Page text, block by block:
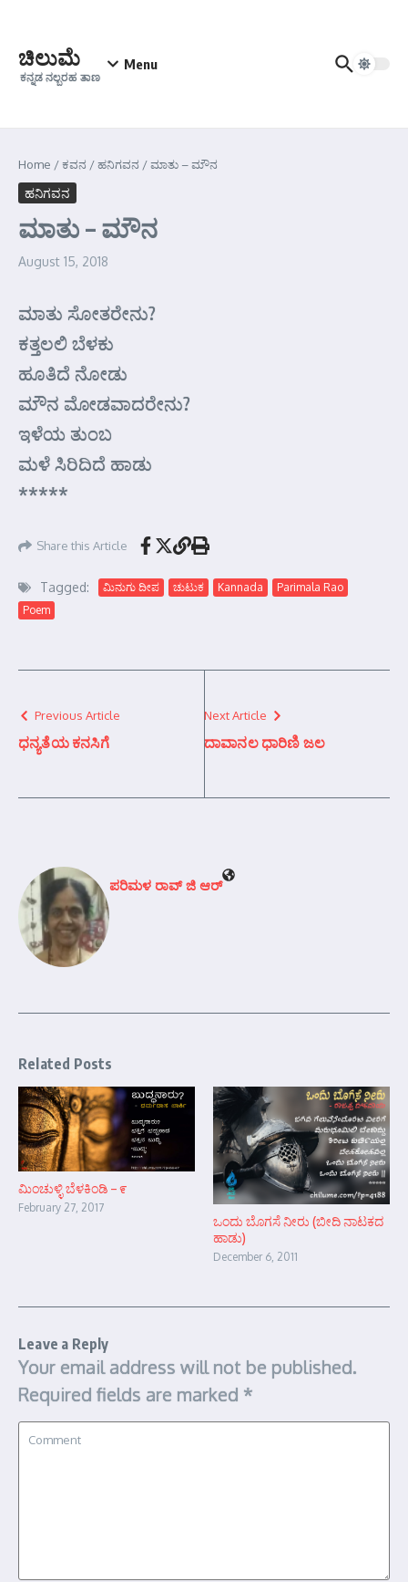
ಚಿಲುಮೆ
ಕನ್ನಡ ನಲ್ಬರಹ ತಾಣ
Menu
Home /ಕವನ /ಹನಿಗವನ /ಮಾತು – ಮೌನ
ಹನಿಗವನ
ಮಾತು – ಮೌನ
August 15, 2018
ಮಾತು ಸೋತರೇನು?
ಕತ್ತಲಲಿ ಬೆಳಕು
ಹೂತಿದೆ ನೋಡು
ಮೌನ ಮೋಡವಾದರೇನು?
ಇಳೆಯ ತುಂಬ
ಮಳೆ ಸಿರಿದಿದೆ ಹಾಡು
*****
Share this Article
Tagged: ಮಿನುಗು ದೀಪ ಚುಟುಕ Kannada
Parimala Rao
Poem
Previous Article
ಧನ್ಯತೆಯ ಕನಸಿಗೆ
Next Article
ದಾವಾನಲ ಧಾರಿಣಿ ಜಲ
ಪರಿಮಳ ರಾವ್ ಜಿ ಆರ್‍
Related Posts
ಮಿಂಚುಳ್ಳಿ ಬೆಳಕಿಂಡಿ – ೯
February 27, 2017
ಒಂದು ಬೊಗಸೆ ನೀರು (ಬೀದಿ ನಾಟಕದ
ಹಾಡು)
December 6, 2011
Leave a Reply
Your email address will not be published.
Required fields are marked *